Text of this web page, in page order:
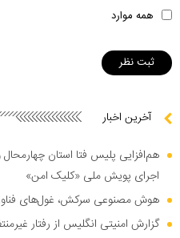
همه موارد
آخرین اخبار
هم‌افزایی پلیس فتا استان
اجرای پویش ملی «کلیک امن»
هوش مصنوعی سرکش، غول‌های
گزارش امنیتی انگلیس از رفتار